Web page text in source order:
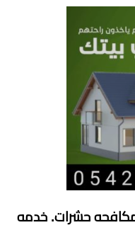
حشرات. خدمه